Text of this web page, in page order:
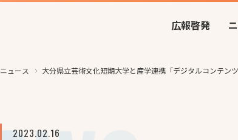
広報啓発
ニュース 大分県立芸術文化短期大学と産学連携「デジタルコンテン
2023.02.16